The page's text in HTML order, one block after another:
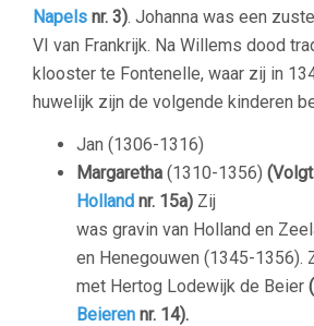
Napels nr. 3). Johanna was een
VI van Frankrijk. Na Willems dood
klooster te Fontenelle, waar zij in
huwelijk zijn de volgende kinderen
Jan (1306-1316)
Margaretha (1310-1356) (Volgt
Holland nr. 15a) Zij
was gravin van Holland en
en Henegouwen (1345-1356).
met Hertog Lodewijk de Beier
Beieren nr. 14).